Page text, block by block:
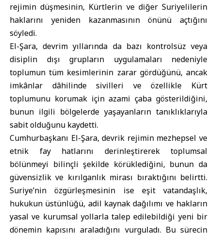
rejimin düşmesinin, Kürtlerin ve diğer Suriyelilerin
haklarını yeniden kazanmasının önünü açtığını
söyledi.
El-Şara, devrim yıllarında da bazı kontrolsüz veya
disiplin dışı grupların uygulamaları nedeniyle
toplumun tüm kesimlerinin zarar gördüğünü, ancak
imkânlar dâhilinde sivilleri ve özellikle Kürt
toplumunu korumak için azami çaba gösterildiğini,
bunun ilgili bölgelerde yaşayanların tanıklıklarıyla
sabit olduğunu kaydetti.
Cumhurbaşkanı El-Şara, devrik rejimin mezhepsel ve
etnik fay hatlarını derinleştirerek toplumsal
bölünmeyi bilinçli şekilde körüklediğini, bunun da
güvensizlik ve kırılganlık mirası bıraktığını belirtti.
Suriye’nin özgürleşmesinin ise eşit vatandaşlık,
hukukun üstünlüğü, adil kaynak dağılımı ve hakların
yasal ve kurumsal yollarla talep edilebildiği yeni bir
dönemin kapısını araladığını vurguladı. Bu sürecin